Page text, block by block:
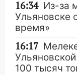
16:34 Из-за
Ульяновске
время»
16:17
100 тысяч